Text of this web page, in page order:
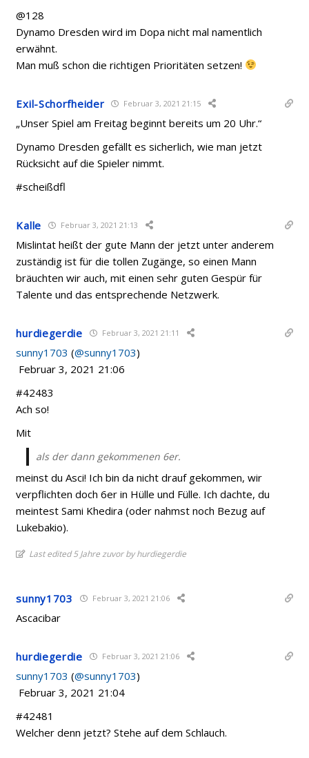
@128
Dynamo Dresden wird im Dopa nicht mal namentlich
erwähnt.
Man muß schon die richtigen Prioritäten setzen!
Exil-Schorfheider Februar 3, 2021 21:15
„Unser Spiel am Freitag beginnt bereits um 20 Uhr.“
Dynamo Dresden gefällt es sicherlich, wie man jetzt
Rücksicht auf die Spieler nimmt.
#scheißdfl
Kalle Februar 3, 2021 21:13
Mislintat heißt der gute Mann der jetzt unter anderem
zuständig ist für die tollen Zugänge, so einen Mann
bräuchten wir auch, mit einen sehr guten Gespür für
Talente und das entsprechende Netzwerk.
hurdiegerdie Februar 3, 2021 21:11
sunny1703 (@sunny1703)
Februar 3, 2021 21:06
#42483
Ach so!
Mit
als der dann gekommenen 6er.
meinst du Asci! Ich bin da nicht drauf gekommen, wir
verpflichten doch 6er in Hülle und Fülle. Ich dachte, du
meintest Sami Khedira (oder nahmst noch Bezug auf
Lukebakio).
Last edited 5 Jahre zuvor by hurdiegerdie
sunny1703 Februar 3, 2021 21:06
Ascacibar
hurdiegerdie Februar 3, 2021 21:06
sunny1703 (@sunny1703)
Februar 3, 2021 21:04
#42481
Welcher denn jetzt? Stehe auf dem Schlauch.